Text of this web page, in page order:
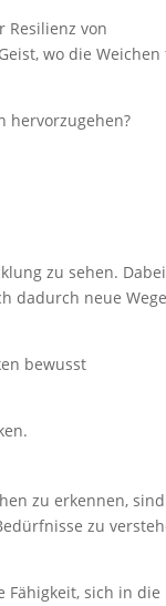
Resilienz von
wo die
hervorzugehen?
zu sehen. Dabei
dadurch neue
bewusst
zu erkennen,
zu
Fähigkeit, sich in die